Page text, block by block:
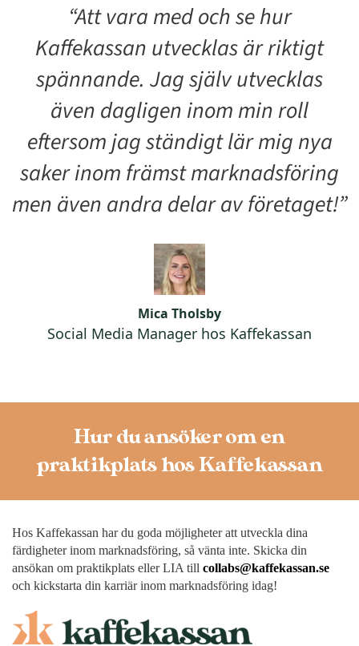
“Att vara med och se hur
Kaffekassan utvecklas är riktigt
spännande. Jag själv utvecklas
även dagligen inom min roll
eftersom jag ständigt lär mig nya
saker inom främst marknadsföring
men även andra delar av företaget!”
Mica Tholsby
Social Media Manager hos Kaffekassan
Hur du ansöker om en
praktikplats hos Kaffekassan
Hos Kaffekassan har du goda möjligheter att utveckla dina
färdigheter inom marknadsföring, så vänta inte. Skicka din
ansökan om praktikplats eller LIA till collabs@kaffekassan.se
och kickstarta din karriär inom marknadsföring idag!